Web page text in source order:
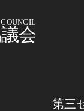
会
第三